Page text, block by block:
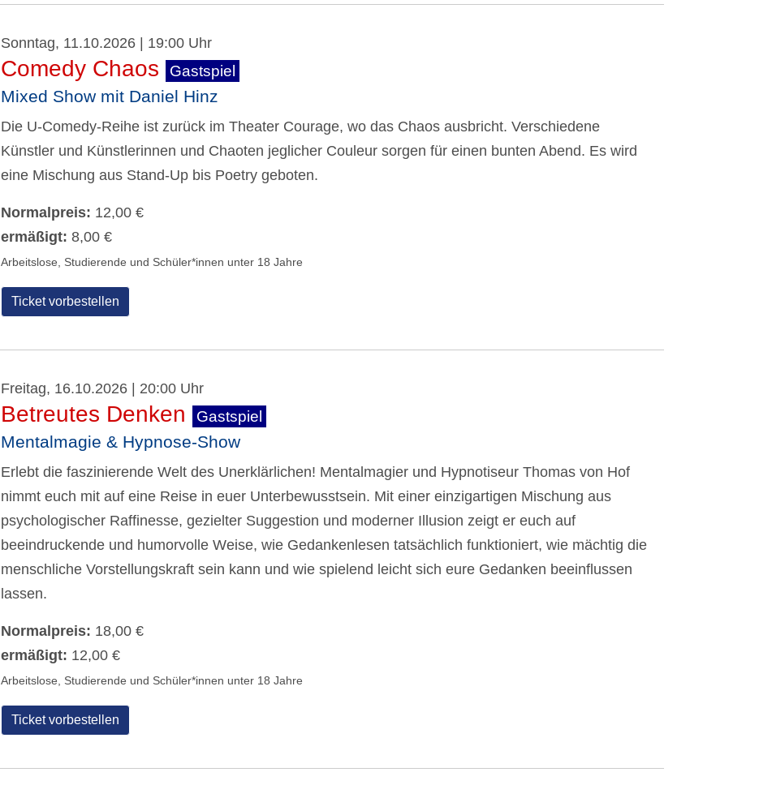
Sonntag, 11.10.2026 | 19:00 Uhr
Comedy Chaos Gastspiel
Mixed Show mit Daniel Hinz
Die U-Comedy-Reihe ist zurück im Theater Courage, wo das Chaos ausbricht. Verschiedene
Künstler und Künstlerinnen und Chaoten jeglicher Couleur sorgen für einen bunten Abend. Es wird
eine Mischung aus Stand-Up bis Poetry geboten.
Normalpreis: 12,00 €
ermäßigt: 8,00 €
Arbeitslose, Studierende und Schüler*innen unter 18 Jahre
Ticket vorbestellen
Freitag, 16.10.2026 | 20:00 Uhr
Betreutes Denken Gastspiel
Mentalmagie & Hypnose-Show
Erlebt die faszinierende Welt des Unerklärlichen! Mentalmagier und Hypnotiseur Thomas von Hof
nimmt euch mit auf eine Reise in euer Unterbewusstsein. Mit einer einzigartigen Mischung aus
psychologischer Raffinesse, gezielter Suggestion und moderner Illusion zeigt er euch auf
beeindruckende und humorvolle Weise, wie Gedankenlesen tatsächlich funktioniert, wie mächtig die
menschliche Vorstellungskraft sein kann und wie spielend leicht sich eure Gedanken beeinflussen
lassen.
Normalpreis: 18,00 €
ermäßigt: 12,00 €
Arbeitslose, Studierende und Schüler*innen unter 18 Jahre
Ticket vorbestellen